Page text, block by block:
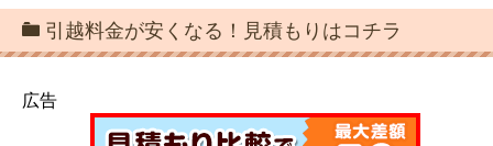
引越しが決まったときの退去手続きと連
引越し後の生活をスムーズにする地域ル
見積もり書から引越し業者を選ぶときの
14のチェックポイント
引越料金が安くなる！見積もりはコチラ
広告